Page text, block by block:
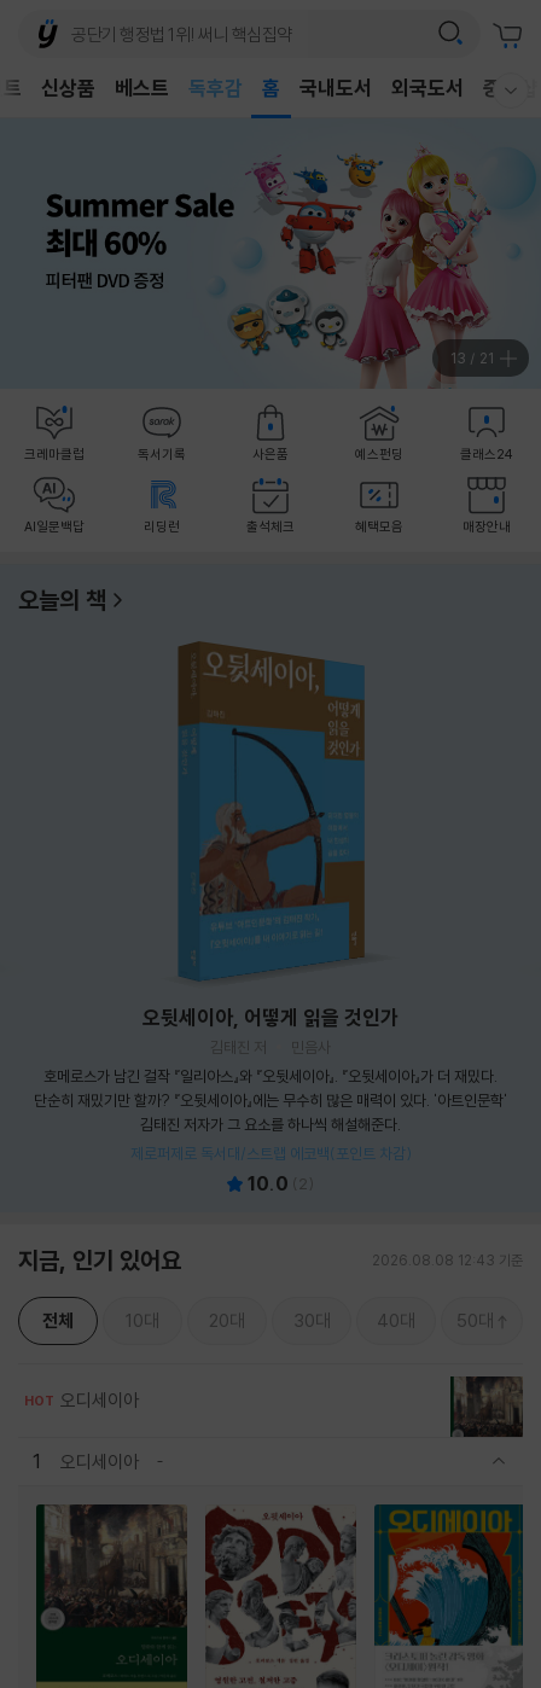
신상품 베스트
독후감
홈 국내도서 외국도서 중고샵
14 / 21
크레마클럽 독서기록 사은품 예스펀딩 클래스24
AI일문백답 리딩런 출석체크 혜택모음 매장안내
오늘의 책
오뒷세이아, 어떻게 읽을 것인가
김태진 저
민음사
호메로스가 남긴 걸작 『일리아스』와 『오뒷세이아』. 『오뒷세이아』가 더 재밌다.
단순히 재밌기만 할까? 『오뒷세이아』에는 무수히 많은 매력이 있다. '아트인문학'
김태진 저자가 그 요소를 하나씩 해설해준다.
제로퍼제로 독서대/스트랩 에코백(포인트 차감)
10.0 ( 2)
지금, 인기 있어요 2026.08.08 12:43 기준
전체 10대 20대 30대 40대 50대
HOT 오디세이아
1 오디세이아